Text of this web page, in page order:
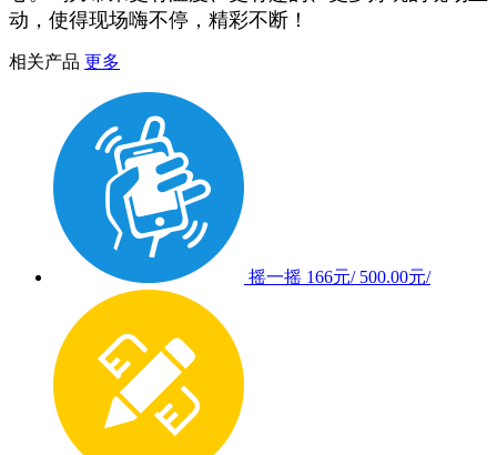
动，使得现场嗨不停，精彩不断！
相关产品 更多
摇一摇 166元/ 500.00元/